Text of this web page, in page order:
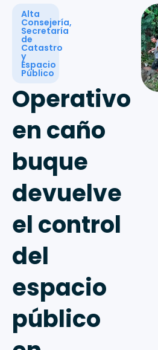
Alta
Consejería,
Secretaría
de
Catastro
y
Espacio
Público
Operativo
en caño
buque
devuelve
el control
del
espacio
público